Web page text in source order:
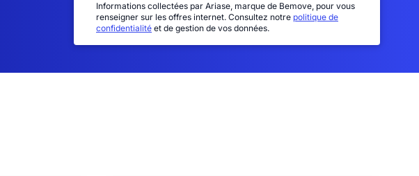
Informations collectées par Ariase, marque de Bemove, pour vous
renseigner sur les offres internet. Consultez notre politique de
confidentialité et de gestion de vos données.